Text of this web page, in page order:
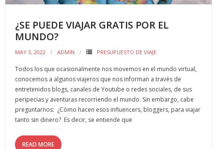
¿SE PUEDE VIAJAR GRATIS POR EL
MUNDO?
MAY 3, 2022 ADMIN PRESUPUESTO DE VIAJE
Todos los que ocasionalmente nos movemos en el mundo virtual,
conocemos a algunos viajeros que nos informan a través de
entretenidos blogs, canales de Youtube o redes sociales, de sus
peripecias y aventuras recorriendo el mundo. Sin embargo, cabe
preguntarnos: ¿Cómo hacen esos influencers, bloggers, para viajar
tanto sin dinero? Es decir, se entiende que
READ MORE